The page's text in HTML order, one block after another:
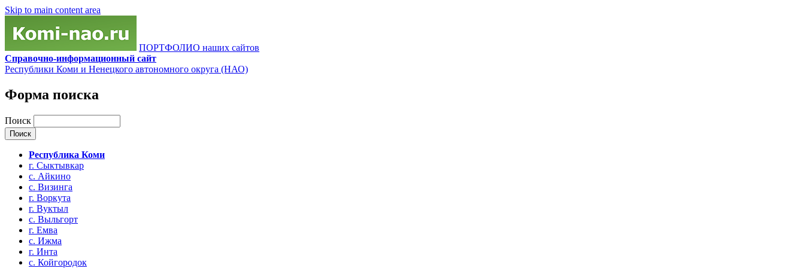
Skip to main content area
ПОРТФОЛИО наших сайтов
Справочно-информационный сайт
Республики Коми и Ненецкого автономного округа (НАО)
Форма поиска
Поиск
Республика Коми
г. Сыктывкар
с. Айкино
с. Визинга
г. Воркута
г. Вуктыл
с. Выльгорт
г. Емва
с. Ижма
г. Инта
с. Койгородок